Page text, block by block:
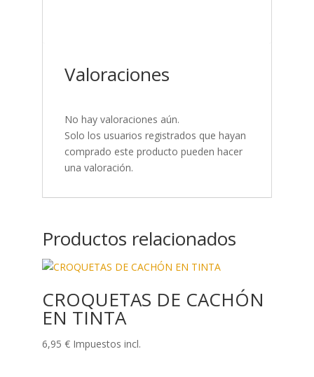
Valoraciones
No hay valoraciones aún.
Solo los usuarios registrados que hayan
comprado este producto pueden hacer
una valoración.
Productos relacionados
CROQUETAS DE CACHÓN
EN TINTA
6,95 € Impuestos incl.